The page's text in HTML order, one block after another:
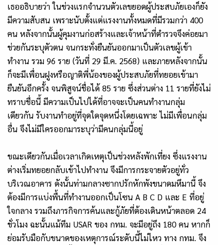
เธออธิบายว่า ในช่วงแรกจำนวนตัวเลขยอดผู้ประสบภัยเองก็ยัง
มีความสับสน เพราะนับตั้งแต่แรงงานทั้งหมดที่มีรวมกว่า 400
คน หลังจากนั้นผู้คุมงานก่อสร้างและเจ้าหน้าที่ตำรวจจึงค่อยมา
ช่วยกันระบุตัวตน จนกระทั่งยืนยันออกมาเป็นตัวเลขผู้เข้า
ทำงาน รวม 96 ราย (วันที่ 29 มี.ค. 2568) และภายหลังจากนั้น
ก็จะมีเพื่อนฝูงหรือญาติพี่น้องของผู้ประสบภัยที่ทยอยเข้ามา
ยืนยันอีกครั้ง จนพิสูจน์ชื่อได้ 85 ราย ซึ่งส่วนต่าง 11 รายที่ยังไม่
ทราบชื่อนี้ มีความเป็นไปได้ที่อาจจะเป็นคนทำงานกลุ่ม
เดียวกัน รับงานทำอยู่ที่จุดใดจุดหนึ่งโดยเฉพาะ ไม่มีเพื่อนกลุ่ม
อื่น จึงไม่มีใครออกมาระบุว่ามีคนกลุ่มนี้อยู่
ขณะเดียวกันเมื่อเวลาเกิดเหตุเป็นช่วงหลังพักเที่ยง ซึ่งแรงงาน
ต่างเริ่มทยอยกลับเข้าไปทำงาน จึงมีการกระจายตัวอยู่ทั่ว
บริเวณอาคาร ดังนั้นท่ามกลางซากปรักหักพังขนาดมหึมานี้ จึง
ต้องมีการแบ่งพื้นที่ทำงานออกเป็นโซน A B C D และ E ที่อยู่
ใจกลาง รวมถึงภารกิจการค้นและกู้ภัยที่ต้องเดินหน้าตลอด 24
ชั่วโมง ฉะนั้นแม้ทีม USAR ของ กทม. จะมีอยู่ถึง 180 คน หากก็
ย่อมรับมือกับขนาดของเหตุการณ์ระดับนี้ไม่ไหว ทาง กทม. จึง